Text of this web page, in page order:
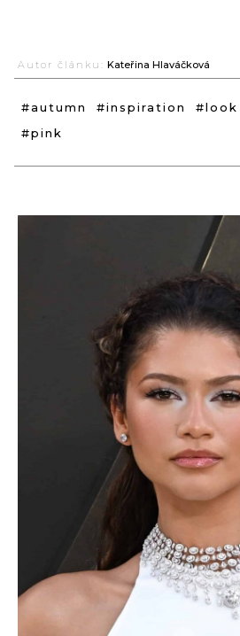
Autor článku: Kateřina Hlaváčková
#autumn #inspiration #look
#pink